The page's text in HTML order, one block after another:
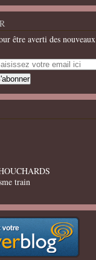
être averti des nouveaux
train